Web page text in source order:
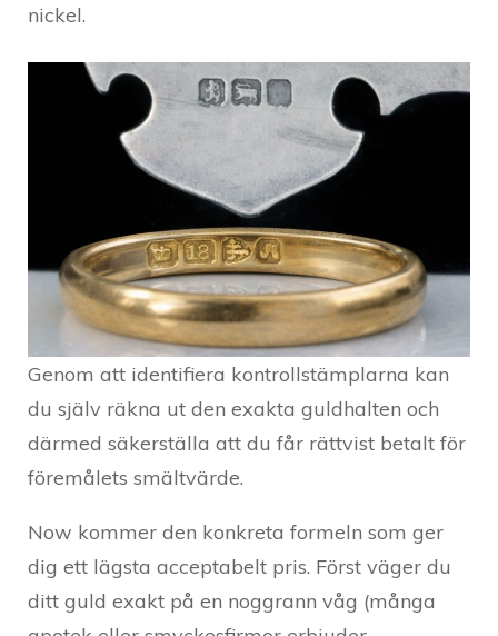
nickel.
Genom att identifiera kontrollstämplarna kan
du själv räkna ut den exakta guldhalten och
därmed säkerställa att du får rättvist betalt för
föremålets smältvärde.
Now kommer den konkreta formeln som ger
dig ett lägsta acceptabelt pris. Först väger du
ditt guld exakt på en noggrann våg (många